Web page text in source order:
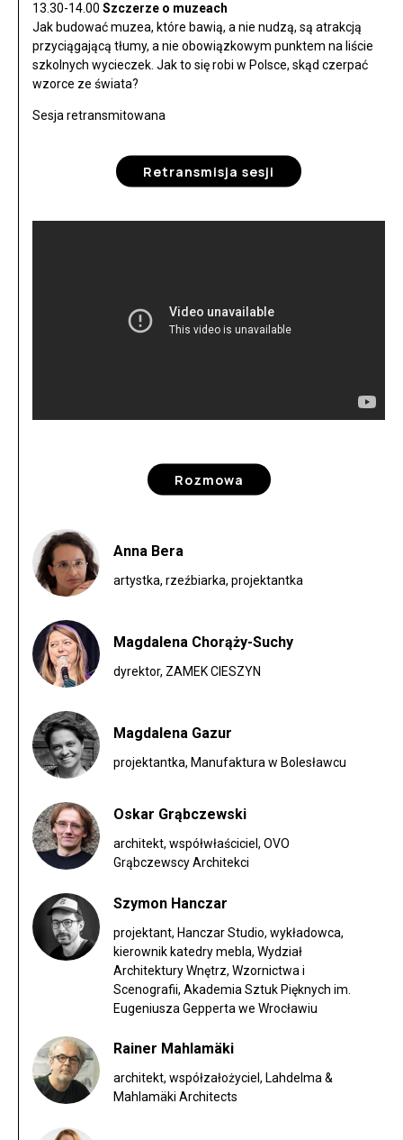
13.30-14.00 Szczerze o muzeach
Jak budować muzea, które bawią, a nie nudzą, są atrakcją
przyciągającą tłumy, a nie obowiązkowym punktem na liście
szkolnych wycieczek. Jak to się robi w Polsce, skąd czerpać
wzorce ze świata?
Sesja retransmitowana
Retransmisja sesji
Rozmowa
Anna Bera
artystka, rzeźbiarka, projektantka
Magdalena Chorąży-Suchy
dyrektor, ZAMEK CIESZYN
Magdalena Gazur
projektantka, Manufaktura w Bolesławcu
Oskar Grąbczewski
architekt, współwłaściciel, OVO
Grąbczewscy Architekci
Szymon Hanczar
projektant, Hanczar Studio, wykładowca,
kierownik katedry mebla, Wydział
Architektury Wnętrz, Wzornictwa i
Scenografii, Akademia Sztuk Pięknych im.
Eugeniusza Gepperta we Wrocławiu
Rainer Mahlamäki
architekt, współzałożyciel, Lahdelma &
Mahlamäki Architects